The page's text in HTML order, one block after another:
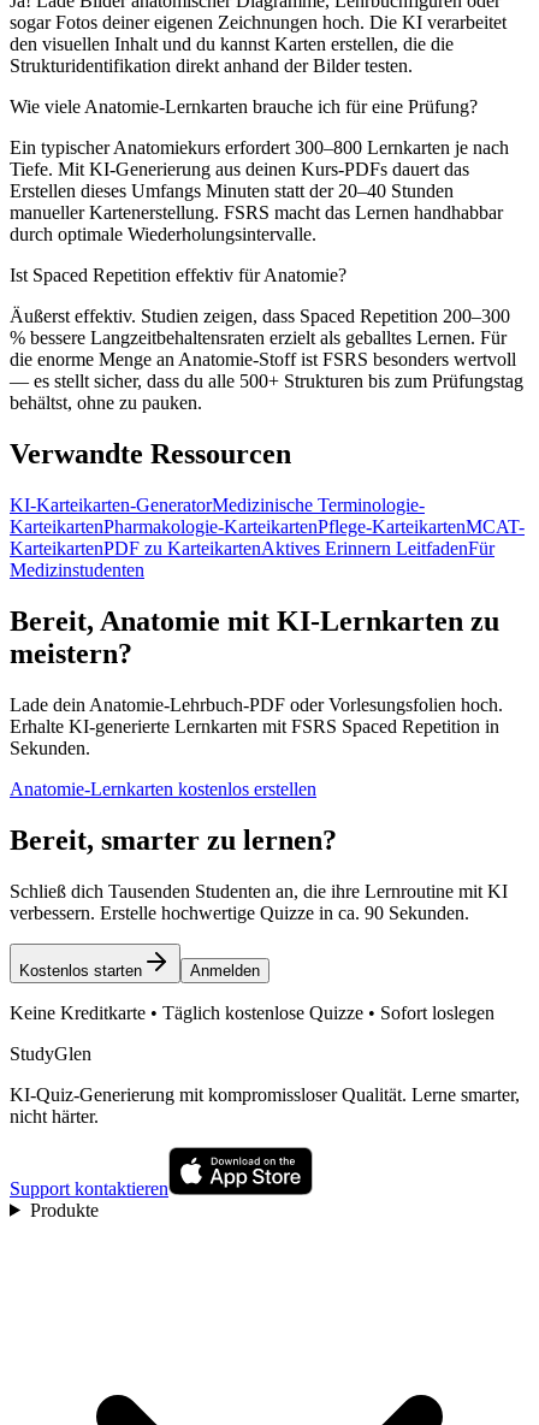
sogar Fotos deiner eigenen Zeichnungen hoch. Die KI verarbeitet
den visuellen Inhalt und du kannst Karten erstellen, die die
Strukturidentifikation direkt anhand der Bilder testen.
Wie viele Anatomie-Lernkarten brauche ich für eine Prüfung?
Ein typischer Anatomiekurs erfordert 300–800 Lernkarten je nach
Tiefe. Mit KI-Generierung aus deinen Kurs-PDFs dauert das
Erstellen dieses Umfangs Minuten statt der 20–40 Stunden
manueller Kartenerstellung. FSRS macht das Lernen handhabbar
durch optimale Wiederholungsintervalle.
Ist Spaced Repetition effektiv für Anatomie?
Äußerst effektiv. Studien zeigen, dass Spaced Repetition 200–300
% bessere Langzeitbehaltensraten erzielt als geballtes Lernen. Für
die enorme Menge an Anatomie-Stoff ist FSRS besonders wertvoll
— es stellt sicher, dass du alle 500+ Strukturen bis zum Prüfungstag
behältst, ohne zu pauken.
Verwandte Ressourcen
KI-Karteikarten-GeneratorMedizinische Terminologie-
KarteikartenPharmakologie-KarteikartenPflege-KarteikartenMCAT-
KarteikartenPDF zu KarteikartenAktives Erinnern LeitfadenFür
Medizinstudenten
Bereit, Anatomie mit KI-Lernkarten zu
meistern?
Lade dein Anatomie-Lehrbuch-PDF oder Vorlesungsfolien hoch.
Erhalte KI-generierte Lernkarten mit FSRS Spaced Repetition in
Sekunden.
Anatomie-Lernkarten kostenlos erstellen
Bereit, smarter zu lernen?
Schließ dich Tausenden Studenten an, die ihre Lernroutine mit KI
verbessern. Erstelle hochwertige Quizze in ca. 90 Sekunden.
Kostenlos starten Anmelden
Keine Kreditkarte • Täglich kostenlose Quizze • Sofort loslegen
StudyGlen
KI-Quiz-Generierung mit kompromissloser Qualität. Lerne smarter,
nicht härter.
Support kontaktieren
Produkte